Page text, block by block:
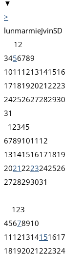
▼
>
lunmarmieJvinSD
1 2
3456789
1011 1213141516
1718192021 2223
24252627282930
31
1 2345
67891011 12
13141516171819
2021 2223242526
2728293031
1 23
45678910
11 121314151617
18192021 222324